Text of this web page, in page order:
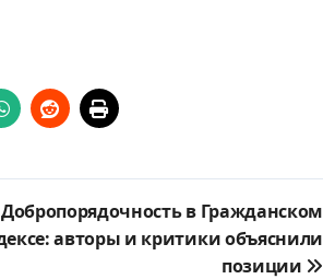
Добропорядочность в Гражданском
авторы и критики объяснили
позиции